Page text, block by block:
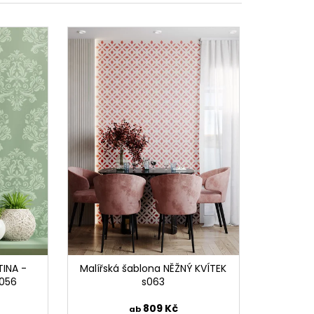
-
Malířská šablona NĚŽNÝ KVÍTEK
s063
ab809 Kč
S072